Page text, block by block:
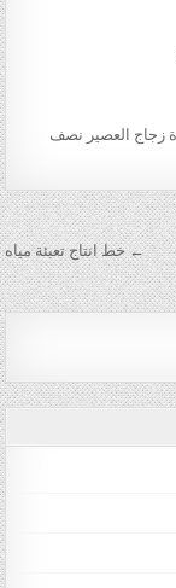
زجاج العصير نصف
← خط انتاج تعبئة مياه